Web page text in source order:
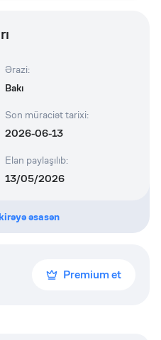
Ərazi:
Bakı
Son müraciət tarixi:
2026-06-13
Elan paylaşılıb:
13/05/2026
əsasən
Premium et